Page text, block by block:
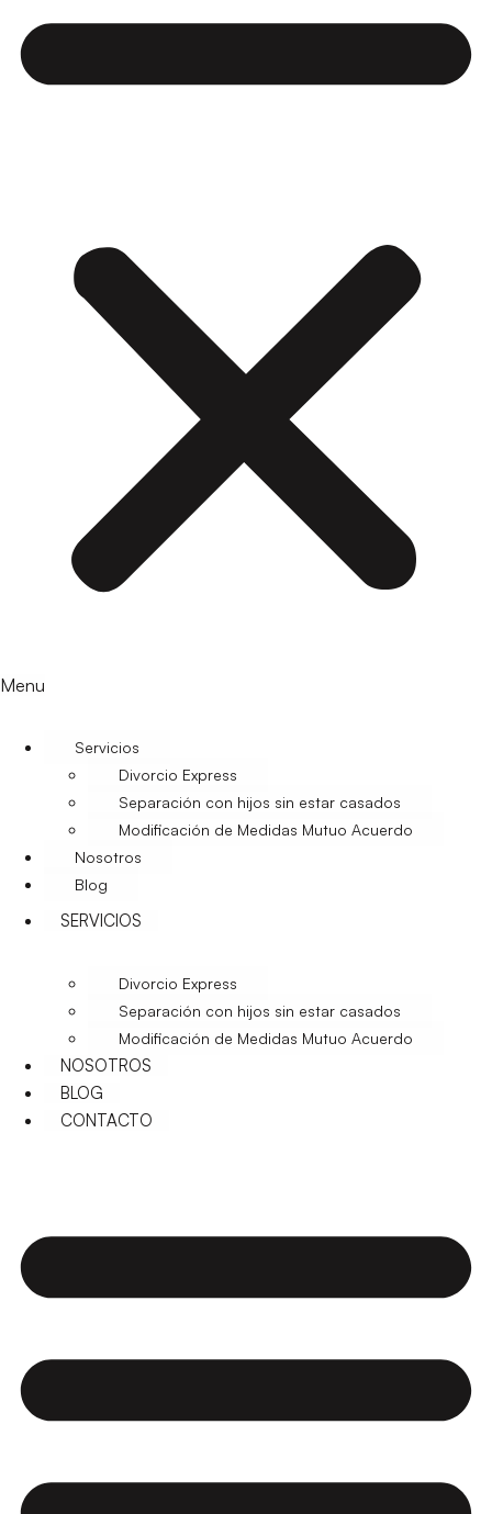
Menu
Servicios
Divorcio Express
Separación con hijos sin estar casados
Modificación de Medidas Mutuo Acuerdo
Nosotros
Blog
SERVICIOS
Divorcio Express
Separación con hijos sin estar casados
Modificación de Medidas Mutuo Acuerdo
NOSOTROS
BLOG
CONTACTO